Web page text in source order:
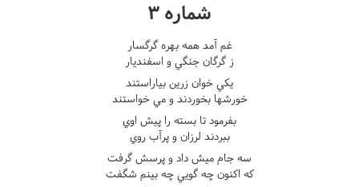
شماره ٣
غم آمد همه بهره گرگسار
ز گرگان جنگي و اسفنديار
يکي خوان زرين بياراستند
خورشها بخوردند و مي خواستند
بفرمود تا بسته را پيش اوي
ببردند لرزان و پرآب روي
سه جام ميش داد و پرسش گرفت
که اکنون چه گويي چه بينم شگفت